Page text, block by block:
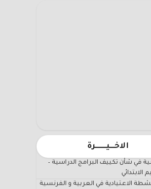
الاخـــيـــــــرة
في شأن تكييف البرامج الدراسية –
الاعتيادية في العربية و الفرنسية